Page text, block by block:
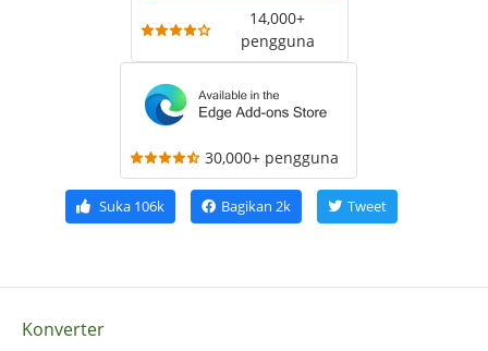
14,000+
pengguna
30,000+ pengguna
Suka106k Bagikan 2k Tweet
Konverter